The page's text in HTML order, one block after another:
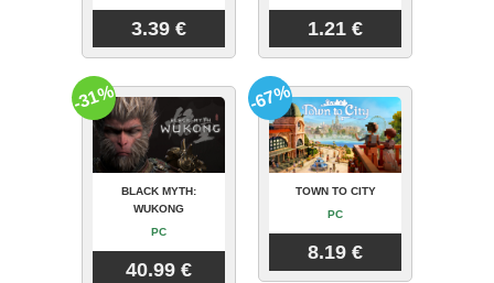
3.39 € 1.21 €
BLACK MYTH:
WUKONG
PC
40.99 €
-31%
TOWN TO CITY
PC
8.19 €
-67%